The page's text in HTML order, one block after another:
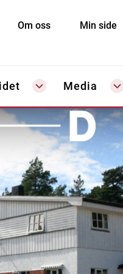
Om oss Min side
Media